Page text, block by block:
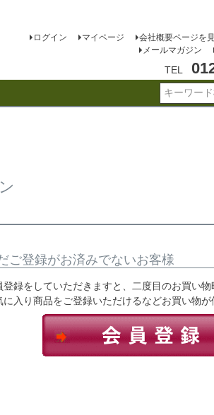
ログイン マイページ 会社概要ページを
メールマガジン
TEL
ご登録がお済みでないお客様
登録をしていただきますと、二度目のお買い物
に入り商品をご登録いただけるなどお買い物が